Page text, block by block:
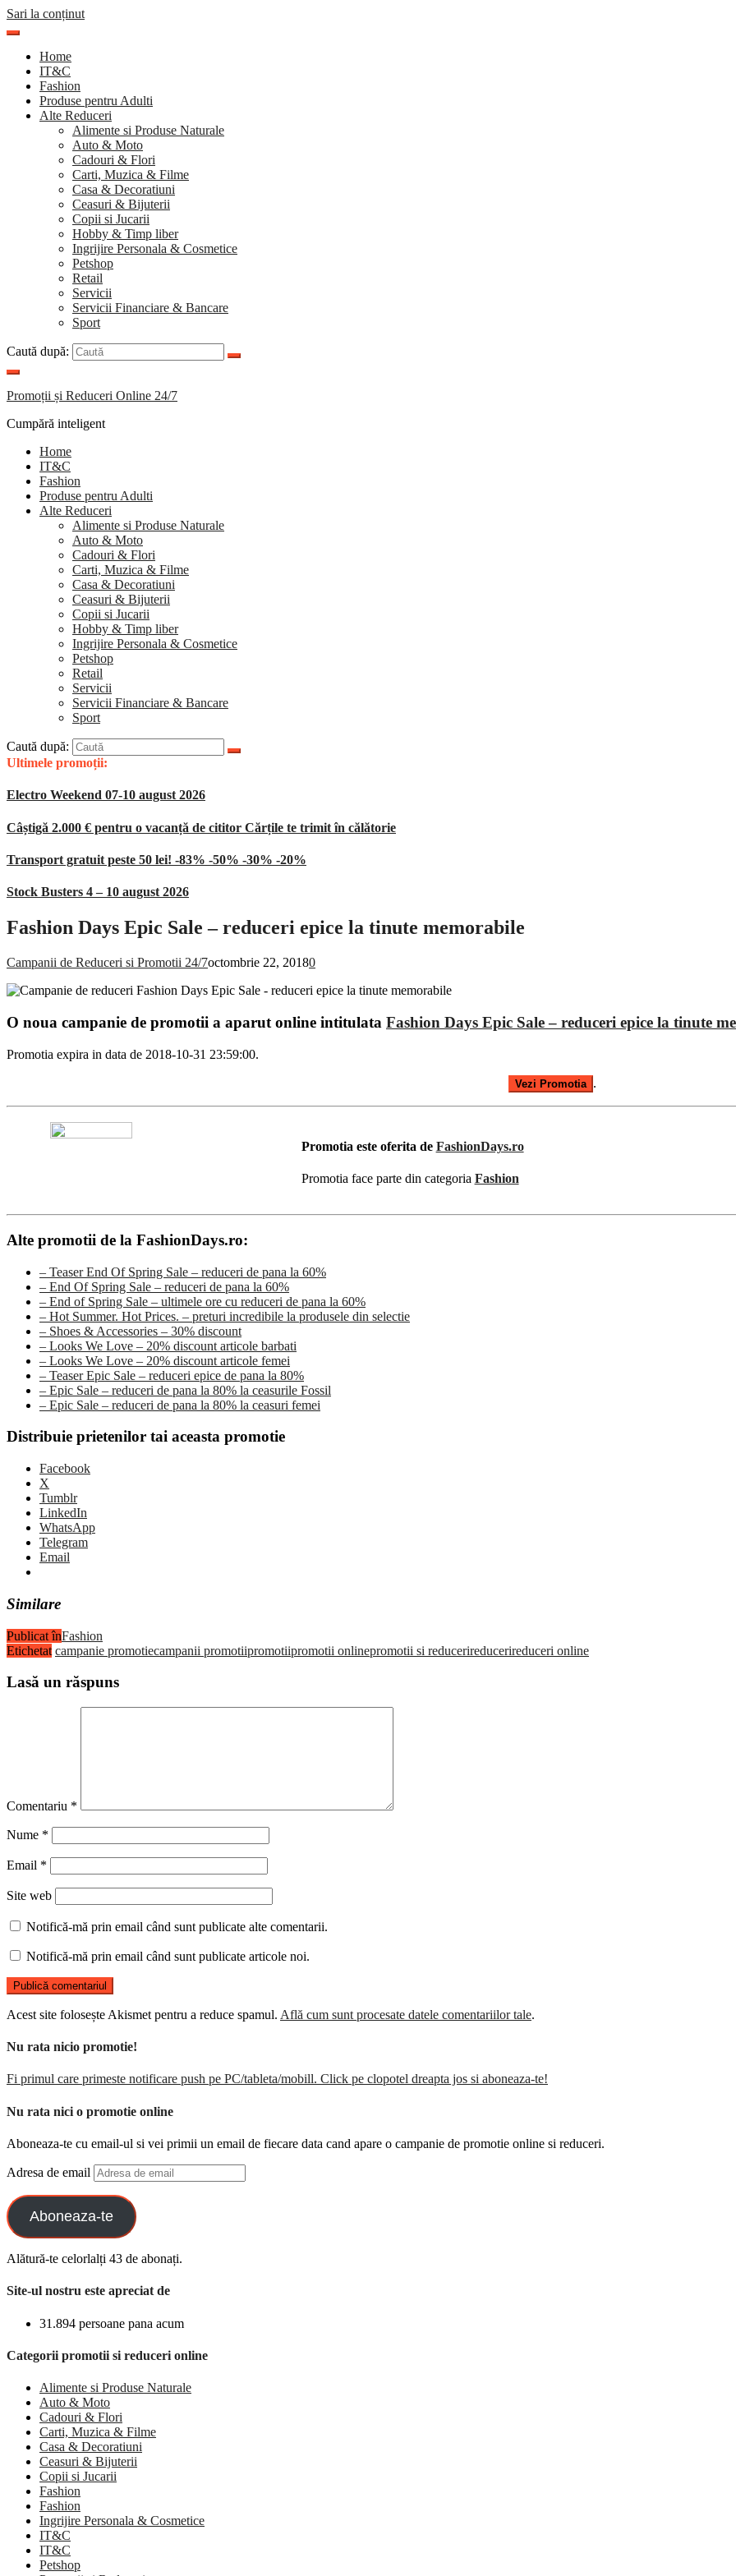
Sari la conținut
Home
IT&C
Fashion
Produse pentru Adulti
Alte Reduceri
Alimente si Produse Naturale
Auto & Moto
Cadouri & Flori
Carti, Muzica & Filme
Casa & Decoratiuni
Ceasuri & Bijuterii
Copii si Jucarii
Hobby & Timp liber
Ingrijire Personala & Cosmetice
Petshop
Retail
Servicii
Servicii Financiare & Bancare
Sport
Caută după:
Promoții și Reduceri Online 24/7
Cumpără inteligent
Home
IT&C
Fashion
Produse pentru Adulti
Alte Reduceri
Alimente si Produse Naturale
Auto & Moto
Cadouri & Flori
Carti, Muzica & Filme
Casa & Decoratiuni
Ceasuri & Bijuterii
Copii si Jucarii
Hobby & Timp liber
Ingrijire Personala & Cosmetice
Petshop
Retail
Servicii
Servicii Financiare & Bancare
Sport
Caută după:
Ultimele promoții:
Electro Weekend 07-10 august 2026
Câștigă 2.000 € pentru o vacanță de cititor Cărțile te trimit în călătorie
Transport gratuit peste 50 lei! -83% -50% -30% -20%
Stock Busters 4 – 10 august 2026
Fashion Days Epic Sale – reduceri epice la tinute memorabile
Campanii de Reduceri si Promotii 24/7octombrie 22, 20180
O noua campanie de promotii a aparut online intitulata Fashion Days Epic Sale – reduceri epice la tinute
Promotia expira in data de 2018-10-31 23:59:00.
Vezi Promotia .
Promotia este oferita de FashionDays.ro
Promotia face parte din categoria Fashion
Alte promotii de la FashionDays.ro:
– Teaser End Of Spring Sale – reduceri de pana la 60%
– End Of Spring Sale – reduceri de pana la 60%
– End of Spring Sale – ultimele ore cu reduceri de pana la 60%
– Hot Summer. Hot Prices. – preturi incredibile la produsele din selectie
– Shoes & Accessories – 30% discount
– Looks We Love – 20% discount articole barbati
– Looks We Love – 20% discount articole femei
– Teaser Epic Sale – reduceri epice de pana la 80%
– Epic Sale – reduceri de pana la 80% la ceasurile Fossil
– Epic Sale – reduceri de pana la 80% la ceasuri femei
Distribuie prietenilor tai aceasta promotie
Facebook
X
Tumblr
LinkedIn
WhatsApp
Telegram
Email
Similare
Publicat înFashion
Etichetat campanie promotiecampanii promotiipromotiipromotii onlinepromotii si reducerireducerireduceri online
Lasă un răspuns
Comentariu *
Nume *
Email *
Site web
Notifică-mă prin email când sunt publicate alte comentarii.
Notifică-mă prin email când sunt publicate articole noi.
Acest site folosește Akismet pentru a reduce spamul. Află cum sunt procesate datele comentariilor tale.
Nu rata nicio promotie!
Fi primul care primeste notificare push pe PC/tableta/mobill. Click pe clopotel dreapta jos si aboneaza-te!
Nu rata nici o promotie online
Aboneaza-te cu email-ul si vei primii un email de fiecare data cand apare o campanie de promotie online si reduceri.
Adresa de email
Aboneaza-te
Alătură-te celorlalți 43 de abonați.
Site-ul nostru este apreciat de
31.894 persoane pana acum
Categorii promotii si reduceri online
Alimente si Produse Naturale
Auto & Moto
Cadouri & Flori
Carti, Muzica & Filme
Casa & Decoratiuni
Ceasuri & Bijuterii
Copii si Jucarii
Fashion
Fashion
Ingrijire Personala & Cosmetice
IT&C
IT&C
Petshop